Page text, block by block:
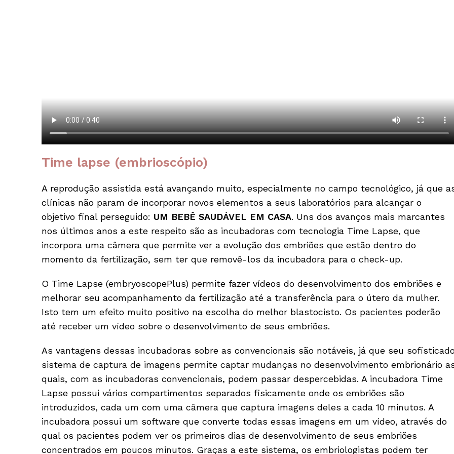
Time lapse (embrioscópio)
A reprodução assistida está avançando muito, especialmente no campo tecnológico, já que
clínicas não param de incorporar novos elementos a seus laboratórios para alcançar o
objetivo final perseguido: UM BEBÊ SAUDÁVEL EM CASA. Uns dos avanços mais marcantes
nos últimos anos a este respeito são as incubadoras com tecnologia Time Lapse, que
incorpora uma câmera que permite ver a evolução dos embriões que estão dentro do
momento da fertilização, sem ter que removê-los da incubadora para o check-up.
O Time Lapse (embryoscopePlus) permite fazer vídeos do desenvolvimento dos embriões e
melhorar seu acompanhamento da fertilização até a transferência para o útero da mulher.
Isto tem um efeito muito positivo na escolha do melhor blastocisto. Os pacientes poderão
até receber um vídeo sobre o desenvolvimento de seus embriões.
As vantagens dessas incubadoras sobre as convencionais são notáveis, já que seu
sistema de captura de imagens permite captar mudanças no desenvolvimento embrionário
quais, com as incubadoras convencionais, podem passar despercebidas. A incubadora Time
Lapse possui vários compartimentos separados fisicamente onde os embriões são
introduzidos, cada um com uma câmera que captura imagens deles a cada 10 minutos. A
incubadora possui um software que converte todas essas imagens em um vídeo, através do
qual os pacientes podem ver os primeiros dias de desenvolvimento de seus embriões
concentrados em poucos minutos. Graças a este sistema, os embriologistas podem ter